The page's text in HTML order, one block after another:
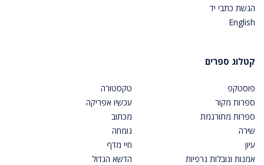
הגשת כתבי יד
English
קטלוג ספרים
פוסטקפ
ספרות מקור
ספרות מתורגמת
שירה
עיון
אמנות ונובלות גרפיות
טקסטורה
עכשיו אפריקה
מכתוב
גומחה
חיי מדף
הדשא הגדול